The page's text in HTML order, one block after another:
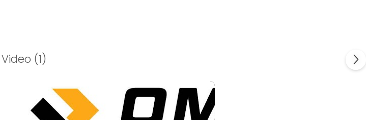
Video (1)